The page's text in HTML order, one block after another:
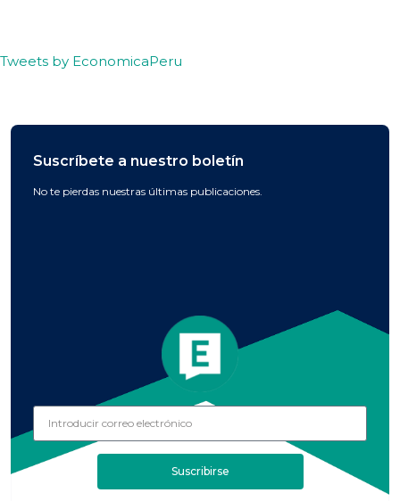
Tweets by EconomicaPeru
Suscríbete a nuestro boletín
No te pierdas nuestras últimas publicaciones.
Suscribirse